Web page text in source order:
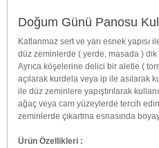
Doğum Günü Panosu
Katlanmaz sert ve yarı esnek yapısı
düz zeminlerde ( yerde, masada )
Ayrıca köşelerine delici bir aletle (
açılarak kurdela veya ip ile asılarak
ile düz zeminlere yapıştırılarak
ağaç veya cam yüzeylerde tercih
zeminlerde çıkartma esnasında
Ürün Özellikleri :